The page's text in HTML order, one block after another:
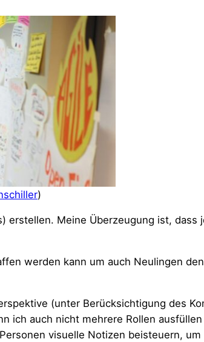
)
Meine Überzeugung ist, dass
werden kann um auch Neulingen
(unter Berücksichtigung des
ich auch nicht mehrere Rollen
visuelle Notizen beisteuern,